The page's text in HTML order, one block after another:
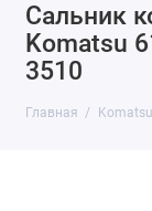
Сальник
Komatsu
3510
Главная Komatsu